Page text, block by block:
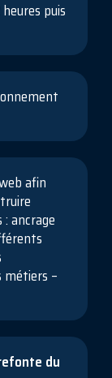
puis
afin
: ancrage
métiers –
du